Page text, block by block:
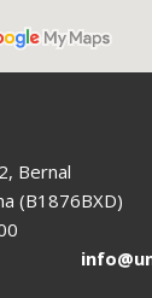
Bernal
(B1876BXD)
7100